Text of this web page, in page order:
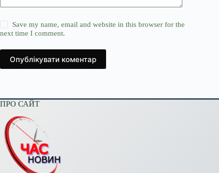
Save my name, email and website in this browser for the
next time I comment.
Опублікувати коментар
ПРО САЙТ